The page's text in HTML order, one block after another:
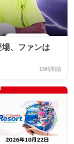
、ファンは
15時間前